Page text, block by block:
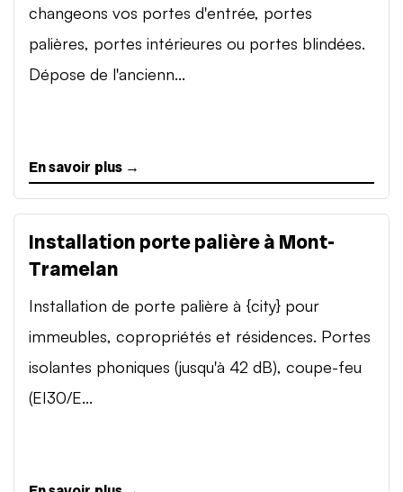
changeons vos portes d'entrée, portes
palières, portes intérieures ou portes blindées.
Dépose de l'ancienn...
En savoir plus →
Installation porte palière à Mont-
Tramelan
Installation de porte palière à {city} pour
immeubles, copropriétés et résidences. Portes
isolantes phoniques (jusqu'à 42 dB), coupe-feu
(EI30/E...